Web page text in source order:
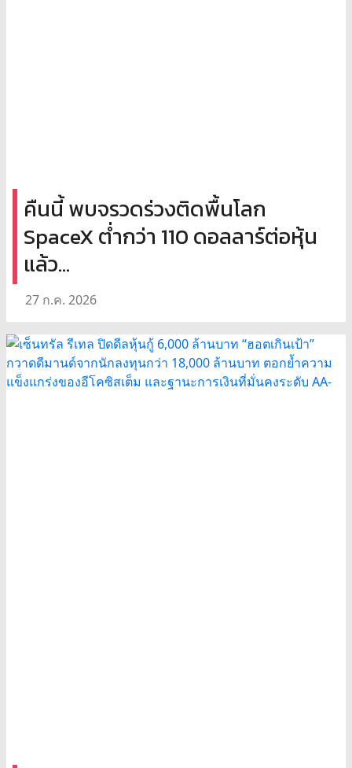
คืนนี้ พบจรวดร่วงติดพื้นโลก
SpaceX ต่ำกว่า 110 ดอลลาร์ต่อหุ้น
แล้ว…
27 ก.ค. 2026